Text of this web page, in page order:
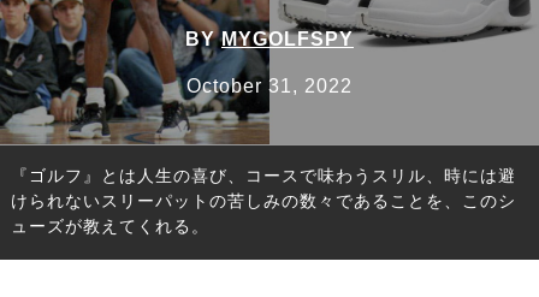
BYMYGOLFSPY
October 31, 2022
『ゴルフ』とは人生の喜び、コースで味わうスリル、時には避
けられないスリーパットの苦しみの数々であることを、このシ
ューズが教えてくれる。
Golf News ゴルフニュース
REVIEWS 製品レビュー
DRIVERS ドライバー
FAIRWAY WOODS フェアウェイウッド
HYBRIDS ハイブリッド